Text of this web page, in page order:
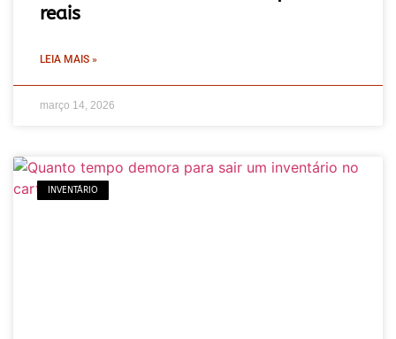
reais
LEIA MAIS »
março 14, 2026
INVENTÁRIO